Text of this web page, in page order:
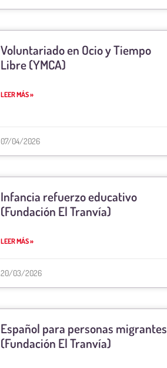
Voluntariado en Ocio y Tiempo
Libre (YMCA)
LEER MÁS »
07/04/2026
Infancia refuerzo educativo
(Fundación El Tranvía)
LEER MÁS »
20/03/2026
Español para personas migrantes
(Fundación El Tranvía)